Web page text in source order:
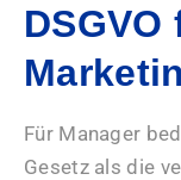
Für Manager
Gesetz als die